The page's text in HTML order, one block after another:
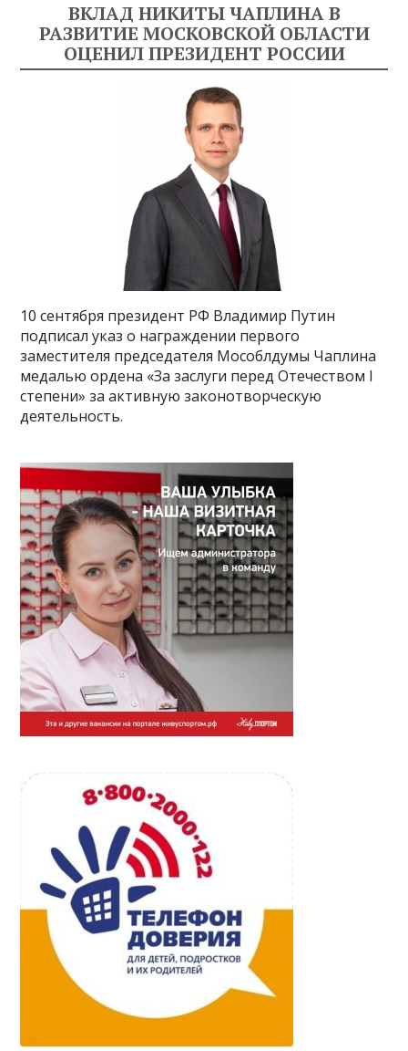
ВКЛАД НИКИТЫ ЧАПЛИНА В
РАЗВИТИЕ МОСКОВСКОЙ ОБЛАСТИ
ОЦЕНИЛ ПРЕЗИДЕНТ РОССИИ
10 сентября президент РФ Владимир Путин
подписал указ о награждении первого
заместителя председателя Мособлдумы Чаплина
медалью ордена «За заслуги перед Отечеством I
степени» за активную законотворческую
деятельность.